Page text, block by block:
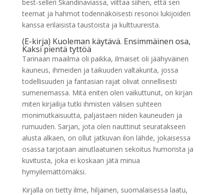
best-selleri Skandinaviassa, viittaa siihen, että sen
teemat ja hahmot todennäköisesti resonoi lukijoiden
kanssa erilaisista taustoista ja kulttuureista.
(E-kirja) Kuoleman käytävä. Ensimmäinen osa,
Kaksi pientä tyttöä
Tarinaan maailma oli paikka, ilmaiset oli jäähyväinen
kauneus, ihmeiden ja taikuuden valtakunta, jossa
todellisuuden ja fantasian rajat olivat onnellisesti
sumenemassa. Mitä eniten olen vaikuttunut, on kirjan
miten kirjailija tutki ihmisten välisen suhteen
monimutkaisuutta, paljastaen niiden kauneuden ja
rumuuden. Sarjan, jota olen nauttinut seuratakseen
alusta alkaen, on ollut jatkuvan ilon lähde, jokaisessa
osassa tarjotaan ainutlaatuinen sekoitus humorista ja
kuvitusta, joka ei koskaan jätä minua
hymyilemättömäksi.
Kirjalla on tietty ilme, hiljainen, suomalaisessa laatu,